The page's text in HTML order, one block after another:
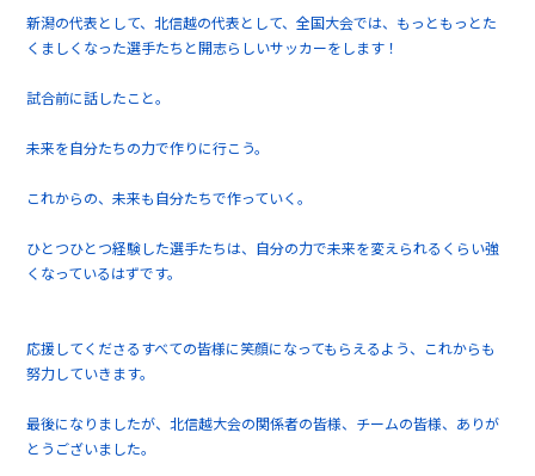
新潟の代表として、北信越の代表として、全国大会では、もっともっとた
くましくなった選手たちと開志らしいサッカーをします！
試合前に話したこと。
未来を自分たちの力で作りに行こう。
これからの、未来も自分たちで作っていく。
ひとつひとつ経験した選手たちは、自分の力で未来を変えられるくらい強
くなっているはずです。
応援してくださるすべての皆様に笑顔になってもらえるよう、これからも
努力していきます。
最後になりましたが、北信越大会の関係者の皆様、チームの皆様、ありが
とうございました。